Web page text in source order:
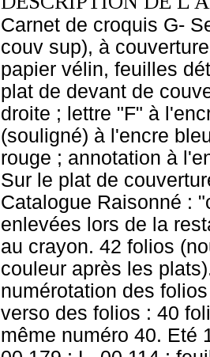
Carnet de croquis G-
couv sup), à
papier vélin, feuilles
plat de devant de
droite ; lettre "F" à
(souligné) à l'encre
rouge ; annotation à
Sur le plat de
Catalogue Raisonné :
enlevées lors de la
au crayon. 42 folios
couleur après les
numérotation des
verso des folios : 40
même numéro 40. Eté